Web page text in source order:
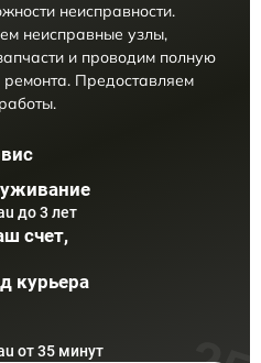
неисправности.
неисправные узлы,
и проводим полную
ремонта. Предоставляем
до 3 лет
счет,
курьера
от 35 минут